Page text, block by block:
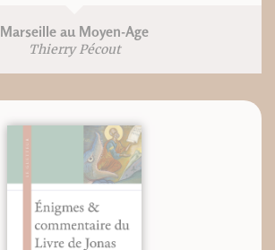
Marseille au Moyen-Age
Thierry Pécout